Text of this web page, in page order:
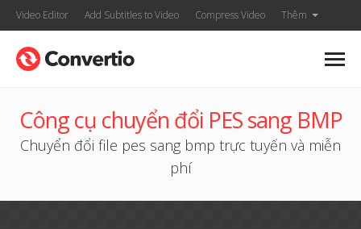
Video Editor Add Subtitles to Video Compress Video Thêm
Công cụ chuyển đổi PES sang BMP
Chuyển đổi file pes sang bmp trực tuyến và miễn
phí